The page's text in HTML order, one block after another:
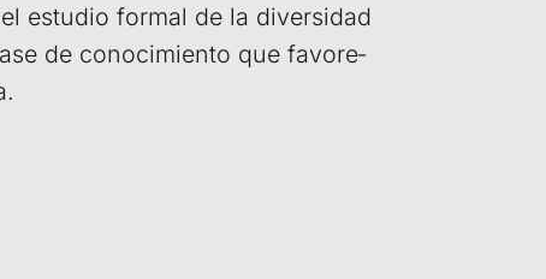
estu­dio for­mal de la diver­si­dad
de cono­ci­mien­to que favo­re­